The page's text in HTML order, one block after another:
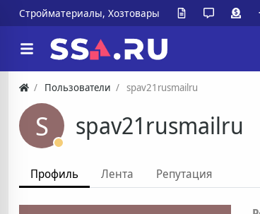
Стройматериалы, Хозтовары
Пользователи spav21rusmailru
S spav21rusmailru
Профиль Лента Репутация